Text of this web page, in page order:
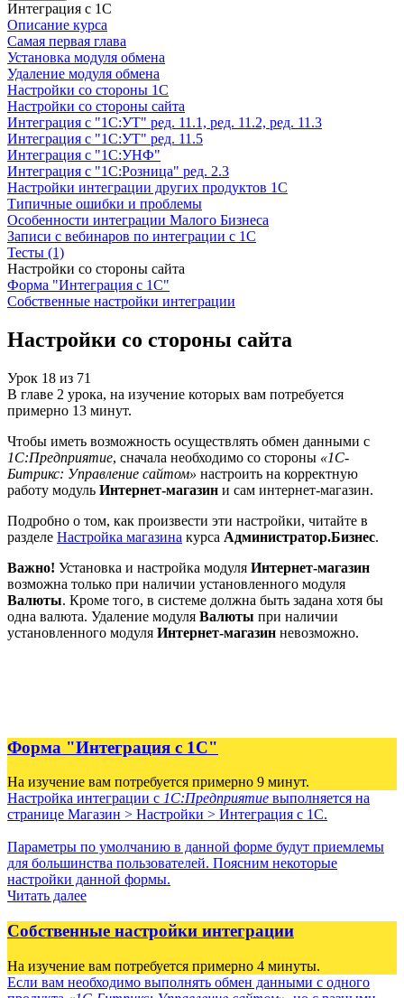
Интеграция с 1С
Описание курса
Самая первая глава
Установка модуля обмена
Удаление модуля обмена
Настройки со стороны 1С
Настройки со стороны сайта
Интеграция с "1С:УТ" ред. 11.1, ред. 11.2, ред. 11.3
Интеграция с "1С:УТ" ред. 11.5
Интеграция с "1С:УНФ"
Интеграция с "1С:Розница" ред. 2.3
Настройки интеграции других продуктов 1С
Типичные ошибки и проблемы
Особенности интеграции Малого Бизнеса
Записи с вебинаров по интеграции с 1С
Тесты (1)
Настройки со стороны сайта
Форма "Интеграция с 1С"
Собственные настройки интеграции
Настройки со стороны сайта
Урок 18 из 71
В главе 2 урока, на изучение которых вам потребуется
примерно 13 минут.
Чтобы иметь возможность осуществлять обмен данными с
1С:Предприятие, сначала необходимо со стороны «1С-
Битрикс: Управление сайтом» настроить на корректную
работу модуль Интернет-магазин и сам интернет-магазин.
Подробно о том, как произвести эти настройки, читайте в
разделе Настройка магазина курса Администратор.Бизнес.
Важно! Установка и настройка модуля Интернет-магазин
возможна только при наличии установленного модуля
Валюты. Кроме того, в системе должна быть задана хотя бы
одна валюта. Удаление модуля Валюты при наличии
установленного модуля Интернет-магазин невозможно.
Форма "Интеграция с 1С"
На изучение вам потребуется примерно 9 минут.
Настройка интеграции с 1С:Предприятие выполняется на
странице Магазин > Настройки > Интеграция с 1С.
Параметры по умолчанию в данной форме будут приемлемы
для большинства пользователей. Поясним некоторые
настройки данной формы.
Читать далее
Собственные настройки интеграции
На изучение вам потребуется примерно 4 минуты.
Если вам необходимо выполнять обмен данными с одного